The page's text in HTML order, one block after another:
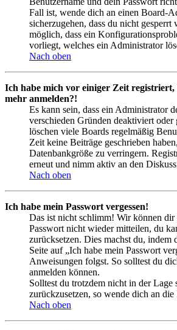
Fall ist, wende dich an einen Board-
sicherzugehen, dass du nicht gesperrt
möglich, dass ein
vorliegt, welches ein Administrator
Nach oben
Ich habe mich vor einiger Zeit
mehr anmelden?!
Es kann sein, dass ein Administrator
verschieden Gründen deaktiviert oder
löschen viele Boards regelmäßig
Zeit keine Beiträge geschrieben
Datenbankgröße zu verringern.
erneut und nimm aktiv an den
Nach oben
Ich habe mein Passwort vergessen!
Das ist nicht schlimm! Wir können dir
Passwort nicht wieder mitteilen, du
zurücksetzen. Dies machst du, indem
Seite auf „Ich habe mein Passwort
Anweisungen folgst. So solltest du
anmelden können.
Solltest du trotzdem nicht in der Lage
zurückzusetzen, so wende dich an
Nach oben